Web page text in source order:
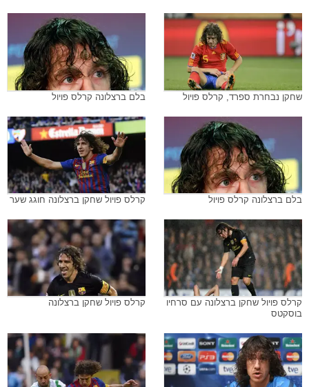
שחקן נבחרת ספרד, קרלס פויול בלם ברצלונה קרלס פויול
בלם ברצלונה קרלס פויול קרלס פויול שחקן ברצלונה חוגג שער
קרלס פויול שחקן ברצלונה עם סרחיו
בוסקטס
קרלס פויול שחקן ברצלונה